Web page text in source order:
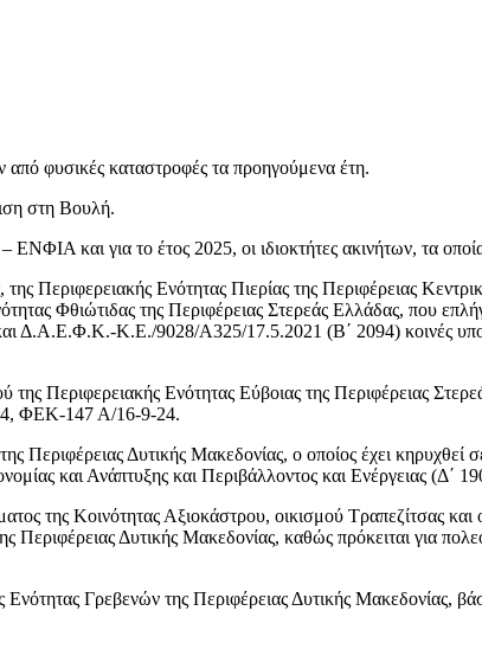
από φυσικές καταστροφές τα προηγούμενα έτη.
στη Βουλή.
και για το έτος 2025, οι ιδιοκτήτες ακινήτων, τα οποία
Περιφερειακής Ενότητας Πιερίας της Περιφέρειας
Φθιώτιδας της Περιφέρειας Στερεάς Ελλάδας, που
Δ.Α.Ε.Φ.Κ.-Κ.Ε./9028/Α325/17.5.2021 (Β΄ 2094) κοινές
Περιφερειακής Ενότητας Εύβοιας της Περιφέρειας
24, ΦΕΚ-147 Α/16-9-24.
Δυτικής Μακεδονίας, ο οποίος έχει κηρυχθεί
και Ανάπτυξης και Περιβάλλοντος και Ενέργειας (Δ΄
της Κοινότητας Αξιοκάστρου, οικισμού Τραπεζίτσας και
Δυτικής Μακεδονίας, καθώς πρόκειται για
Γρεβενών της Περιφέρειας Δυτικής Μακεδονίας,